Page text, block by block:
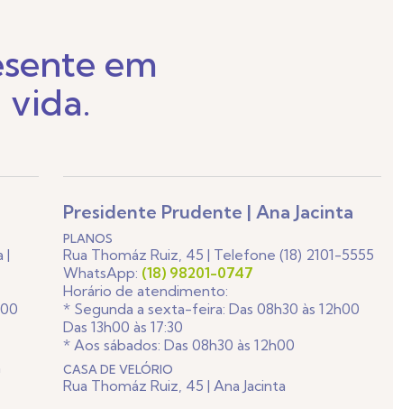
em
vida.
|
Presidente Prudente | Ana Jacinta
PLANOS
Rua Thomáz Ruiz, 45 | Telefone (18) 2101-5555
WhatsApp: (18) 98201-0747
Horário de atendimento:
* Segunda a sexta-feira: Das 08h30 às 12h00
Das 13h00 às 17:30
* Aos sábados: Das 08h30 às 12h00
CASA DE VELÓRIO
Rua Thomáz Ruiz, 45 | Ana Jacinta